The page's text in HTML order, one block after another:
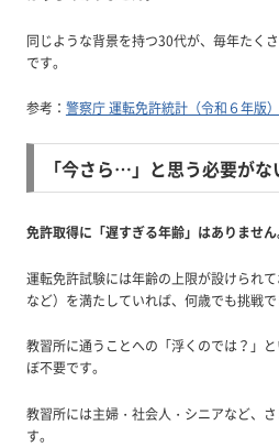
同じような背景を持つ30代が、毎年たく
です。
参考： 警察庁 運転免許統計（令和６年版
「今さら…」と思う必要がな
免許取得に「遅すぎる年齢」はありません
運転免許試験には年齢の上限が設けられ
など）を満たしていれば、何歳でも挑戦で
教習所に通うことへの「浮くのでは？」
ぼ不要です。
教習所には主婦・社会人・シニアなど、
す。